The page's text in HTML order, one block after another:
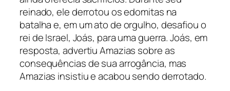
reinado, ele derrotou os edomitas na
batalha e, em um ato de orgulho, desafiou o
rei de Israel, Joás, para uma guerra. Joás, em
resposta, advertiu Amazias sobre as
consequências de sua arrogância, mas
Amazias insistiu e acabou sendo derrotado.